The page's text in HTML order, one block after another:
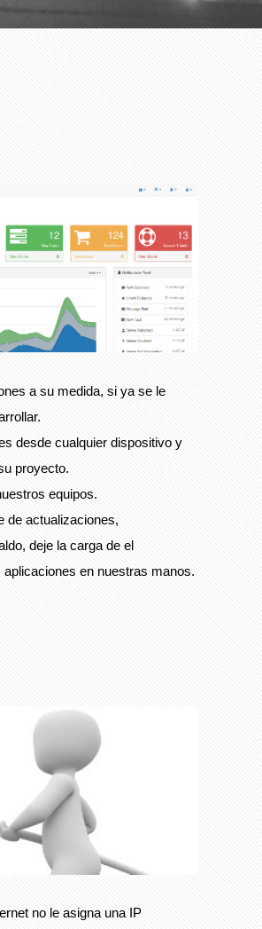
a su medida, si ya se le
desde cualquier dispositivo y
proyecto.
equipos.
de actualizaciones,
deje la carga de el
en nuestras manos.
no le asigna una IP